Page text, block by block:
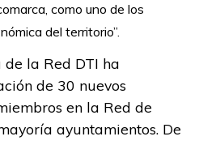
como uno de los
del territorio”.
de la Red DTI ha
de 30 nuevos
en la Red de
ayuntamientos. De